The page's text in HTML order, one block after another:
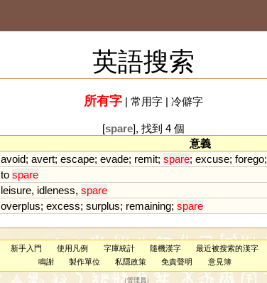
英語搜索
所有字| 常用字| 冷僻字
[spare], 找到 4 個
意義
avoid; avert; escape; evade; remit; spare; excuse; forego;
to spare
leisure, idleness, spare
overplus; excess; surplus; remaining; spare
新手入門 使用凡例 字庫統計 隨機漢字
最近被搜索的漢字
鳴謝
製作單位 私隱政策 免責聲明 意見簿
（管理員 ）